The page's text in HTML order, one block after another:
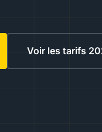
Voir les tarifs